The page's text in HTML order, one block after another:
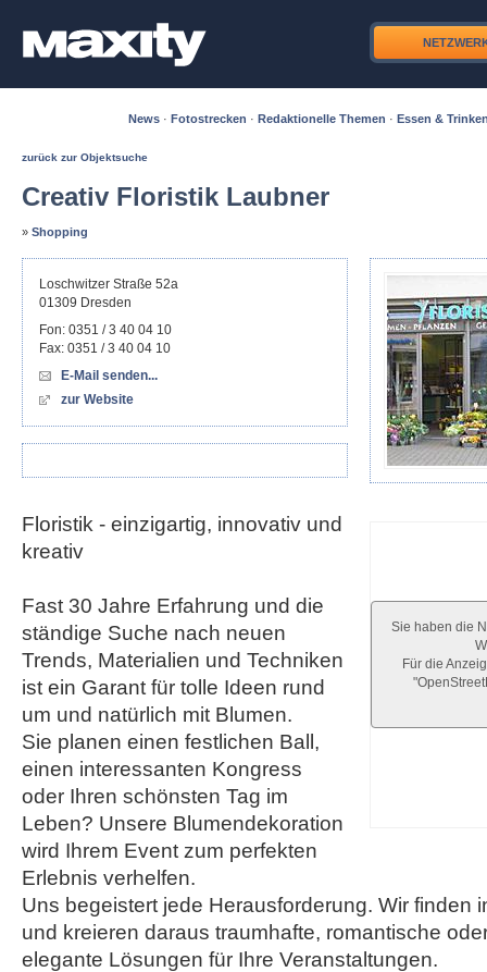
News · Fotostrecken · Redaktionelle Themen · Essen &
zurück zur Objektsuche
Creativ Floristik Laubner
» Shopping
Sie haben die
Für die
Loschwitzer Straße 52a
01309 Dresden
Fon: 0351 / 3 40 04 10
Fax: 0351 / 3 40 04 10
E-Mail senden...
zur Website
Floristik - einzigartig, innovativ und
kreativ
Fast 30 Jahre Erfahrung und die
ständige Suche nach neuen
Trends, Materialien und Techniken
ist ein Garant für tolle Ideen rund
um und natürlich mit Blumen.
Sie planen einen festlichen Ball,
einen interessanten Kongress
oder Ihren schönsten Tag im
Leben? Unsere Blumendekoration
wird Ihrem Event zum perfekten
Erlebnis verhelfen.
Uns begeistert jede Herausforderung. Wir finden
und kreieren daraus traumhafte, romantische
elegante Lösungen für Ihre Veranstaltungen.